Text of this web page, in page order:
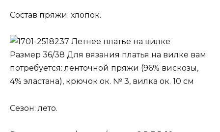
Состав пряжи: хлопок.
Летнее платье на вилке
Размер 36/38 Для вязания платья на вилке вам
потребуется: ленточной пряжи (96% вискозы,
4% эластана), крючок ок. № 3, вилка ок. 10 см
Сезон: лето.